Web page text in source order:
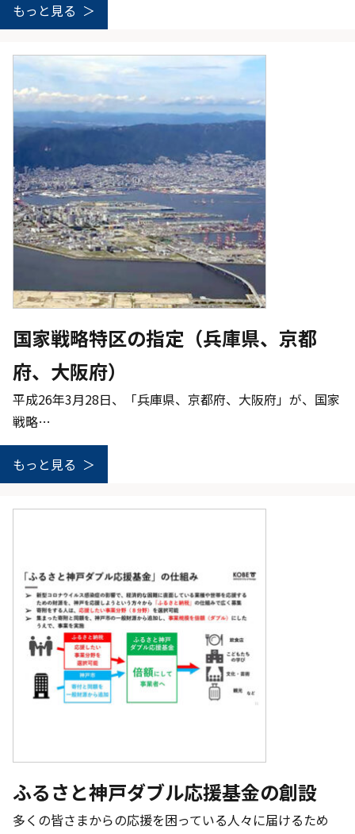
もっと見る
国家戦略特区の指定（兵庫県、京都
府、大阪府）
平成26年3月28日、「兵庫県、京都府、大阪府」が、国家
戦略…
もっと見る
ふるさと神戸ダブル応援基金の創設
多くの皆さまからの応援を困っている人々に届けるため